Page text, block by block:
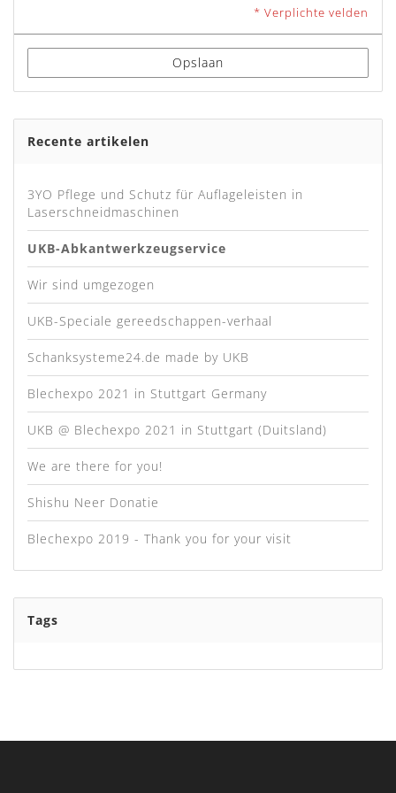
* Verplichte velden
Opslaan
Recente artikelen
3YO Pflege und Schutz für Auflageleisten in
Laserschneidmaschinen
UKB-Abkantwerkzeugservice
Wir sind umgezogen
UKB-Speciale gereedschappen-verhaal
Schanksysteme24.de made by UKB
Blechexpo 2021 in Stuttgart Germany
UKB @ Blechexpo 2021 in Stuttgart (Duitsland)
We are there for you!
Shishu Neer Donatie
Blechexpo 2019 - Thank you for your visit
Tags